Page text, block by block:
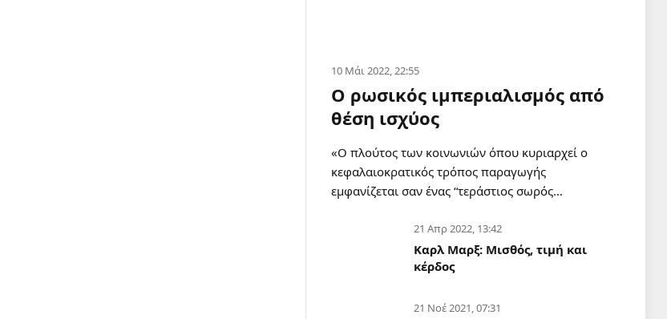
10 Μάι 2022, 22:55
Ο ρωσικός ιμπεριαλισμός από
θέση ισχύος
«Ο πλούτος των κοινωνιών όπου κυριαρχεί ο
κεφαλαιοκρατικός τρόπος παραγωγής
εμφανίζεται σαν ένας “τεράστιος σωρός…
21 Απρ 2022, 13:42
Καρλ Μαρξ: Μισθός, τιμή και
κέρδος
21 Νοέ 2021, 07:31